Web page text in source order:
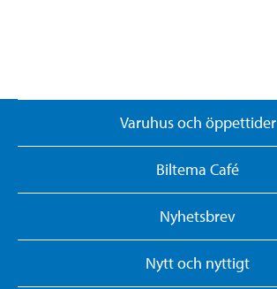
Varuhus och öppettider
Biltema Café
Nyhetsbrev
Nytt och nyttigt